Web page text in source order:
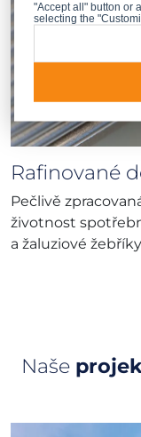
Rafinované
Pečlivě
životnost
a žaluziové
Naše
"Accept all" button or
selecting the